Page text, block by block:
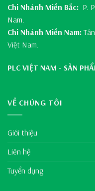
Chi Nhánh Miền Bắc: P.
Nam.
Chi Nhánh Miền Nam:
Việt Nam.
PLC VIỆT NAM - SẢN
VỀ CHÚNG TÔI
Giới thiệu
Liên hệ
Tuyển dụng